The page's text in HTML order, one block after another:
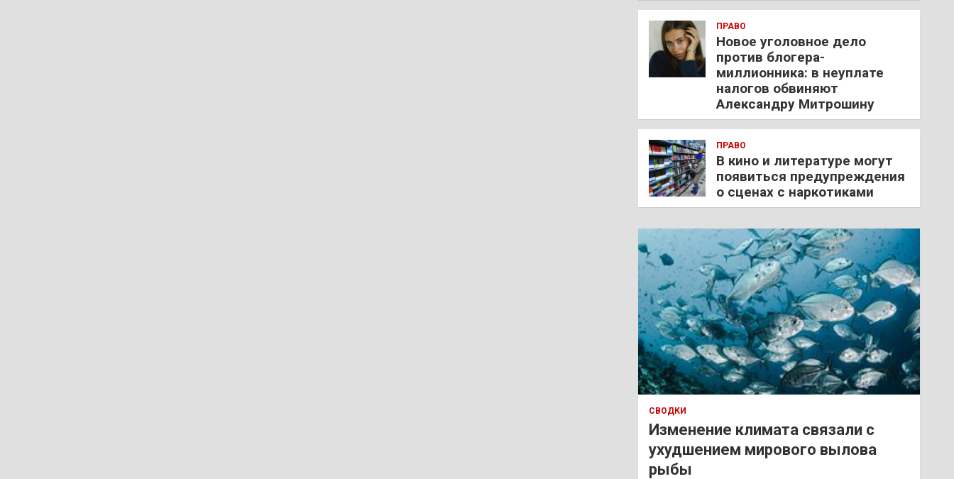
ПРАВО
Новое уголовное дело
против блогера-
миллионника: в неуплате
налогов обвиняют
Александру Митрошину
ПРАВО
В кино и литературе могут
появиться предупреждения
о сценах с наркотиками
СВОДКИ
Изменение климата связали с
ухудшением мирового вылова
рыбы